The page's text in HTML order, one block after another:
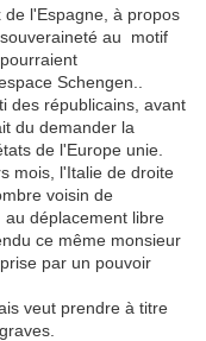
l'Espagne, à propos
au motif
Schengen..
des républicains, avant
du demander la
de l'Europe unie.
mois, l'Italie de droite
voisin de
déplacement libre
ce même monsieur
par un pouvoir
veut prendre à titre